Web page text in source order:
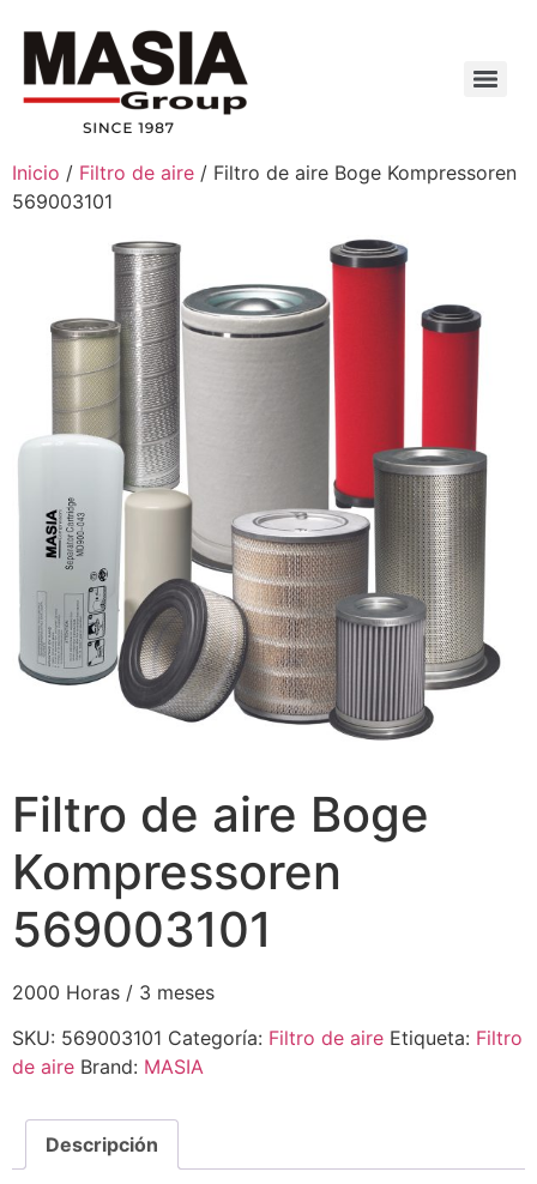
Inicio / Filtro de aire / Filtro de aire Boge Kompressoren
569003101
Filtro de aire Boge
Kompressoren
569003101
2000 Horas / 3 meses
SKU: 569003101 Categoría: Filtro de aire Etiqueta: Filtro
de aire Brand: MASIA
Descripción